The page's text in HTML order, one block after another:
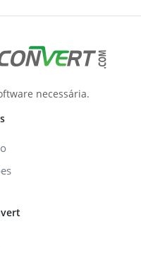
necessária.